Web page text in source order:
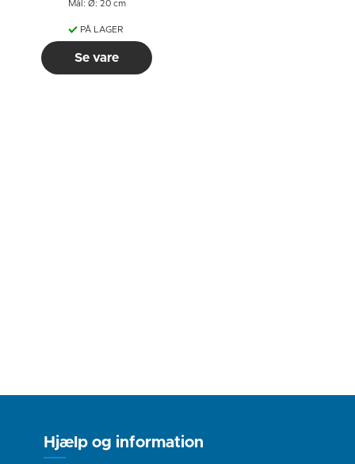
Mål: Ø: 20 cm
PÅ LAGER
Se vare
Hjælp og information